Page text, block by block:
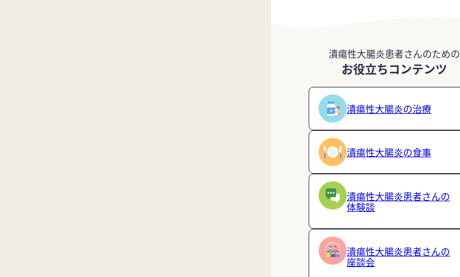
潰瘍性大腸炎患者さんのための
お役立ちコンテンツ
潰瘍性大腸炎の治療
潰瘍性大腸炎の食事
潰瘍性大腸炎患者さんの
体験談
潰瘍性大腸炎患者さんの
座談会